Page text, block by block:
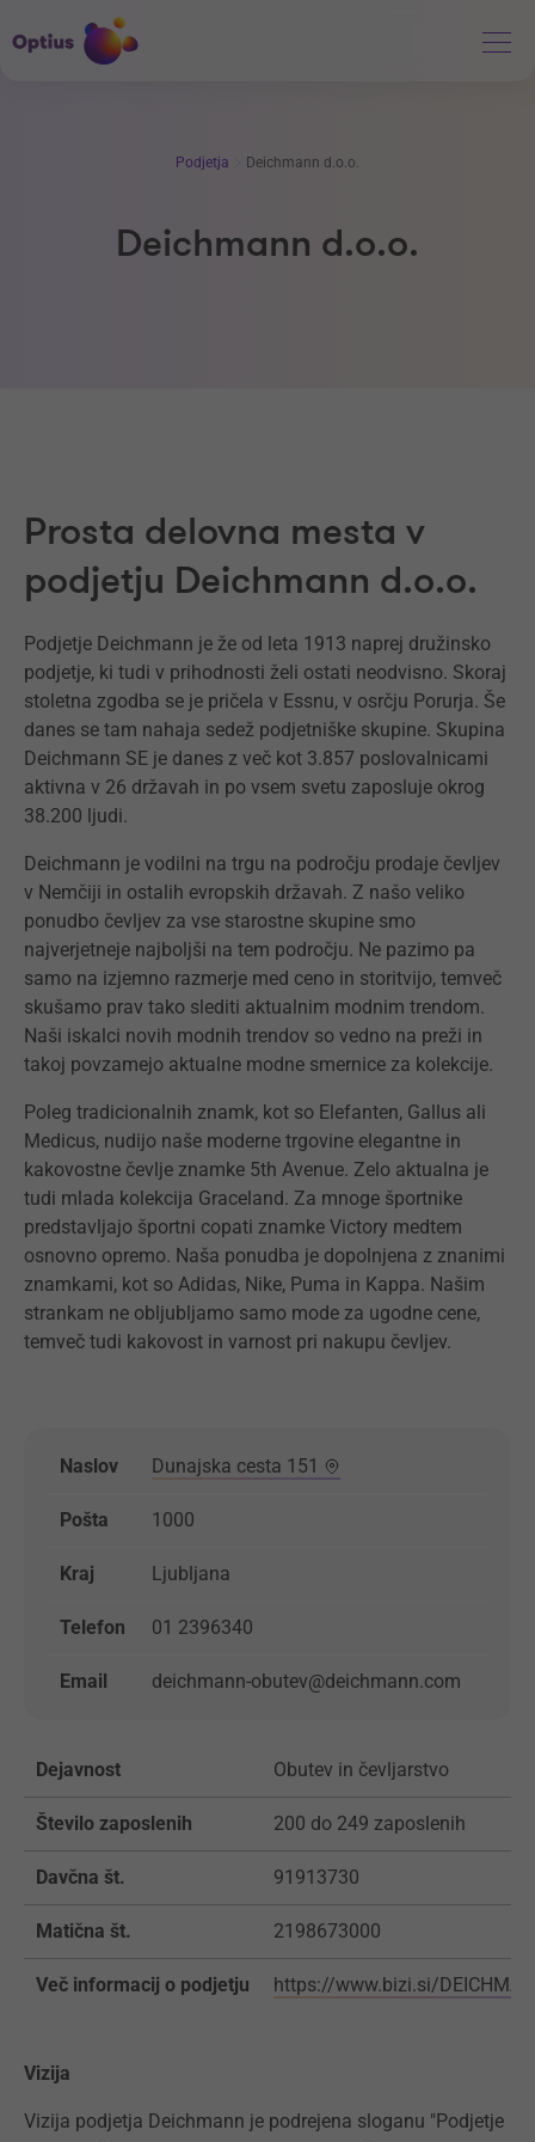
Podjetja Deichmann d.o.o.
Deichmann d.o.o.
Prosta delovna mesta v
podjetju Deichmann d.o.o.
Podjetje Deichmann je že od leta 1913 naprej družinsko
podjetje, ki tudi v prihodnosti želi ostati neodvisno. Skoraj
stoletna zgodba se je pričela v Essnu, v osrčju Porurja. Še
danes se tam nahaja sedež podjetniške skupine. Skupina
Deichmann SE je danes z več kot 3.857 poslovalnicami
aktivna v 26 državah in po vsem svetu zaposluje okrog
38.200 ljudi.
Deichmann je vodilni na trgu na področju prodaje čevljev
v Nemčiji in ostalih evropskih državah. Z našo veliko
ponudbo čevljev za vse starostne skupine smo
najverjetneje najboljši na tem področju. Ne pazimo pa
samo na izjemno razmerje med ceno in storitvijo, temveč
skušamo prav tako slediti aktualnim modnim trendom.
Naši iskalci novih modnih trendov so vedno na preži in
takoj povzamejo aktualne modne smernice za kolekcije.
Poleg tradicionalnih znamk, kot so Elefanten, Gallus ali
Medicus, nudijo naše moderne trgovine elegantne in
kakovostne čevlje znamke 5th Avenue. Zelo aktualna je
tudi mlada kolekcija Graceland. Za mnoge športnike
predstavljajo športni copati znamke Victory medtem
osnovno opremo. Naša ponudba je dopolnjena z znanimi
znamkami, kot so Adidas, Nike, Puma in Kappa. Našim
strankam ne obljubljamo samo mode za ugodne cene,
temveč tudi kakovost in varnost pri nakupu čevljev.
Naslov Dunajska cesta 151
Pošta 1000
Kraj Ljubljana
Telefon 01 2396340
Email deichmann-obutev@deichmann.com
Dejavnost Obutev in čevljarstvo
Število zaposlenih 200 do 249 zaposlenih
Davčna št. 91913730
Matična št. 2198673000
Več informacij o podjetju https://www.bizi.si/
Vizija
Vizija podjetja Deichmann je podrejena sloganu "Podjetje